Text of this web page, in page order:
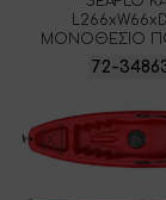
ΜΟΝΟΘΕΣΙΟ
72-